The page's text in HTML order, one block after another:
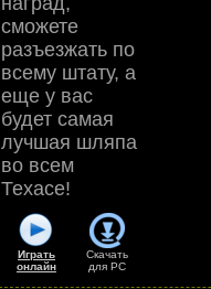
сможете
разъезжать по
всему штату, а
еще у вас
будет самая
лучшая шляпа
во всем
Техасе!
Играть
онлайн
Скачать
для PC